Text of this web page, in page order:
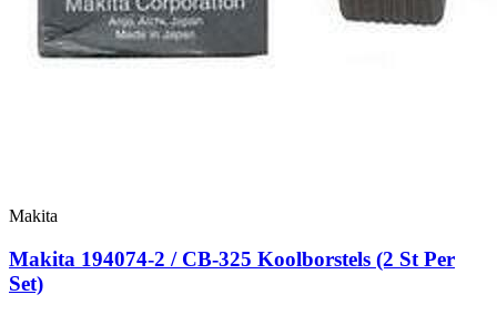
Makita
Makita 194074-2 / CB-325 Koolborstels (2 St Per
Set)